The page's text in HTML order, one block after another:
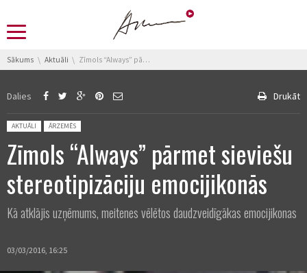
You are here:
Sākums Aktuāli Zīmols “Always” pārmet sieviešu stereotipizāciju emocijikonās
Dalies Drukāt
Posted in:
AKTUĀLI ĀRZEMĒS
Zīmols “Always” pārmet sieviešu
stereotipizāciju emocijikonās
Kā atklājis uzņēmums, meitenes vēlētos daudzveidīgākas emocijikonas
03/03/2016, 16:25